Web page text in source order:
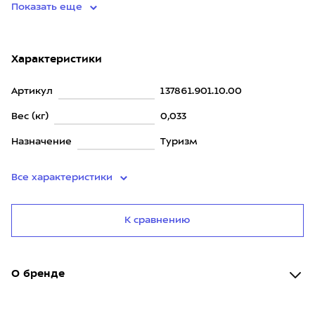
Показать еще
Характеристики
Артикул 137861.901.10.00
Вес (кг) 0,033
Назначение Туризм
Все характеристики
К сравнению
О бренде